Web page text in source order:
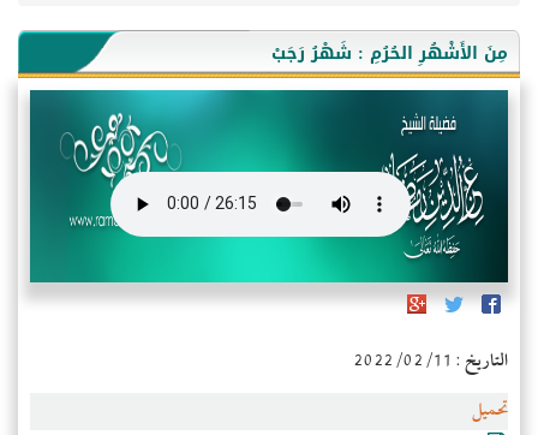
مِنَ الأَشْهُرِ الحُرُمِ : شَهْرُ رَجَبْ
التاريخ : 2022/02/11
تحميل